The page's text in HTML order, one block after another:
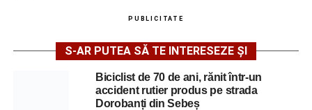
PUBLICITATE
S-AR PUTEA SĂ TE INTERESEZE ȘI
Biciclist de 70 de ani, rănit într-un
accident rutier produs pe strada
Dorobanți din Sebeș